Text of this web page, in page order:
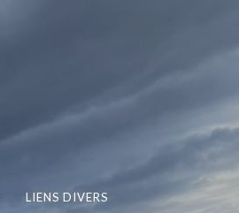
LIENS DIVERS